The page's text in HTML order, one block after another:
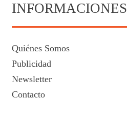
INFORMACIONES
Quiénes Somos
Publicidad
Newsletter
Contacto